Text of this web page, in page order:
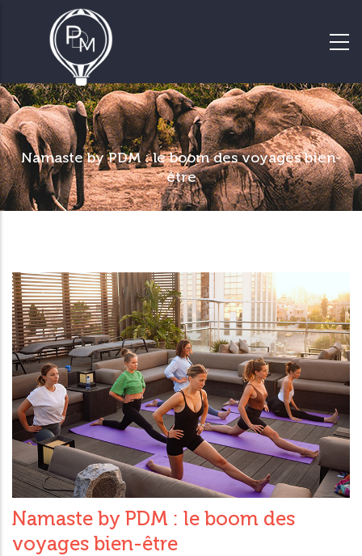
Namaste by PDM : le boom des voyages bien-
être
groupes
Namaste by PDM : le boom des
voyages bien-être